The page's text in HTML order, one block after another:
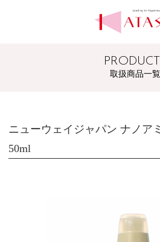
取扱商品一覧
ニューウェイジャパン ナノア
50ml